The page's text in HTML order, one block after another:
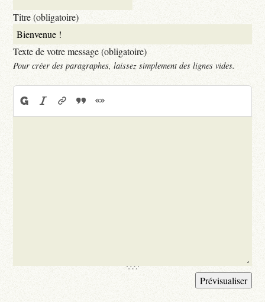
Titre (obligatoire)
Texte de votre message (obligatoire)
Pour créer des paragraphes, laissez simplement des lignes vides.